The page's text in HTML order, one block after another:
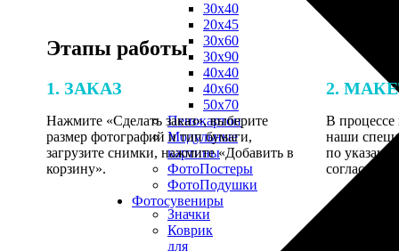
30х40
20х45
30х60
30х90
40х40
40х60
50х70
Пенокартон
Модульные
картины
ФотоПостеры
ФотоПодушки
Фотоcувениры
Значки
Коврик
для
Этапы работы
1. ЗАКАЗ
Нажмите «Сделать заказ», выберите
размер фотографий и тип бумаги,
загрузите снимки, нажмите «Добавить в
корзину».
2.
В процессе
наши
по